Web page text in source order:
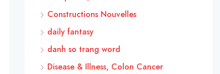
Constructions Nouvelles
daily fantasy
danh so trang word
Disease & Illness, Colon Cancer